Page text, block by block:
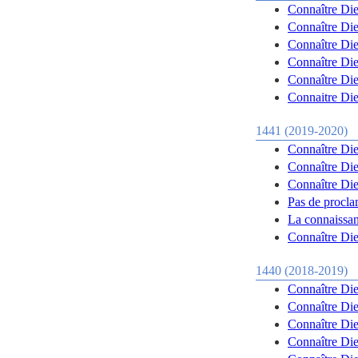
Connaître
Connaître
Connaître
Connaître
Connaître
Connaitre
1441 (2019-2020)
Connaître
Connaître
Connaître
Pas de
La
Connaître
1440 (2018-2019)
Connaître
Connaître
Connaître
Connaître